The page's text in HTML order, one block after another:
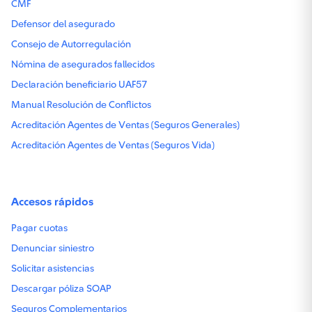
Coberturas
Exámenes y procedimientos
Cobertura del 100% para exámenes de diagnóstico en Clínica IRAM.
Cobertura del 100% en estos procedimientos.
Gastos de hospitalización
Fallecimiento por enfermedad o accidente
Solicítalas al fono600 411 1000
CMF
Defensor del asegurado
Consejo de Autorregulación
Nómina de asegurados fallecidos
Declaración beneficiario UAF57
Manual Resolución de Conflictos
Acreditación Agentes de Ventas (Seguros Generales)
Acreditación Agentes de Ventas (Seguros Vida)
Accesos rápidos
Pagar cuotas
Denunciar siniestro
Solicitar asistencias
Descargar póliza SOAP
Seguros Complementarios